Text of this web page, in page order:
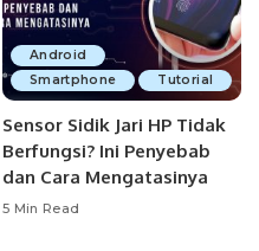
Android
Smartphone
Tutorial
Sensor Sidik Jari HP Tidak
Berfungsi? Ini Penyebab
dan Cara Mengatasinya
5 Min Read